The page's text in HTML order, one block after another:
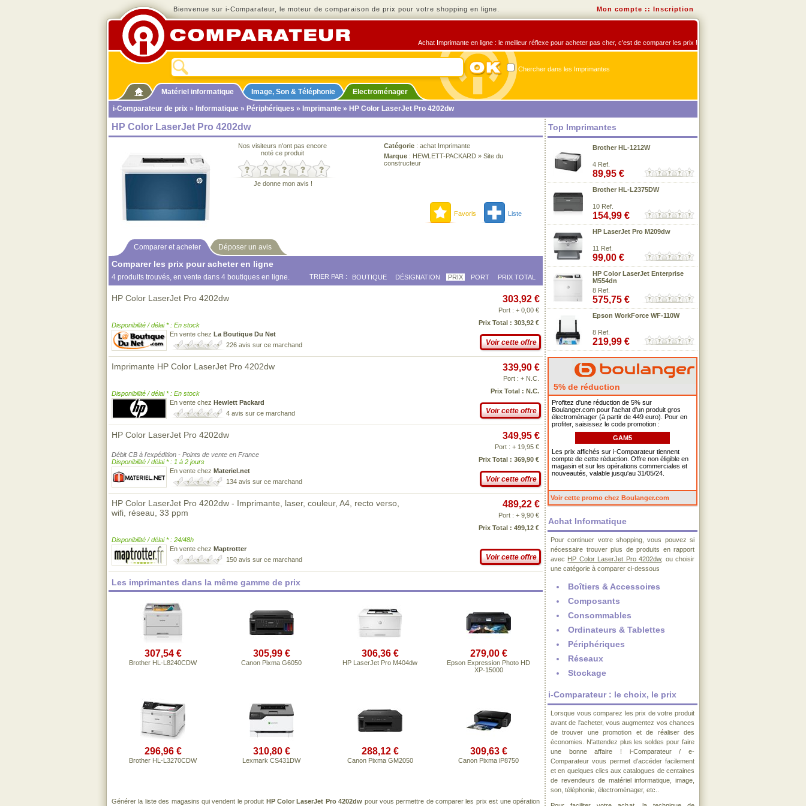
Bienvenue sur i-Comparateur, le moteur de comparaison de prix pour votre shopping en ligne. Mon compte :: Inscription
Achat Imprimante en ligne : le meilleur réflexe pour acheter pas cher, c'est de comparer les prix !
Chercher dans les Imprimantes
Matériel informatique Image, Son & Téléphonie
Electroménager
i-Comparateur de prix » Informatique » Périphériques » Imprimante » HP Color LaserJet Pro 4202dw
HP Color LaserJet Pro 4202dw
Nos visiteurs n'ont pas encore
noté ce produit
Je donne mon avis !
Catégorie : achat Imprimante
Marque : HEWLETT-PACKARD » Site du
constructeur
Favoris Liste
Comparer et acheter Déposer un avis
Comparer les prix pour acheter en ligne
4 produits trouvés, en vente dans 4 boutiques en ligne. TRIER PAR : BOUTIQUE DÉSIGNATION PRIX PORT PRIX TOTAL
HP Color LaserJet Pro 4202dw
Disponibilité / délai * : En stock
En vente chez La Boutique Du Net
226 avis sur ce marchand
303,92 €
Port : + 0,00 €
Prix Total : 303,92 €
Voir cette offre
Imprimante HP Color LaserJet Pro 4202dw
Disponibilité / délai * : En stock
En vente chez Hewlett Packard
4 avis sur ce marchand
339,90 €
Port : + N.C.
Prix Total : N.C.
Voir cette offre
HP Color LaserJet Pro 4202dw
Débit CB à l'expédition - Points de vente en France
Disponibilité / délai * : 1 à 2 jours
En vente chez Materiel.net
134 avis sur ce marchand
349,95 €
Port : + 19,95 €
Prix Total : 369,90 €
Voir cette offre
HP Color LaserJet Pro 4202dw - Imprimante, laser, couleur, A4, recto verso,
wifi, réseau, 33 ppm
Disponibilité / délai * : 24/48h
En vente chez Maptrotter
150 avis sur ce marchand
489,22 €
Port : + 9,90 €
Prix Total : 499,12 €
Voir cette offre
Les imprimantes dans la même gamme de prix
307,54 €
Brother HL-L8240CDW
305,99 €
Canon Pixma G6050
306,36 €
HP LaserJet Pro M404dw
279,00 €
Epson Expression Photo HD
XP-15000
296,96 €
Brother HL-L3270CDW
310,80 €
Lexmark CS431DW
288,12 €
Canon Pixma GM2050
309,63 €
Canon Pixma iP8750
Générer la liste des magasins qui vendent le produit HP Color LaserJet Pro 4202dw pour vous permettre de comparer les prix est une opération
Top Imprimantes
Brother HL-1212W
4 Ref.
89,95 €
Brother HL-L2375DW
10 Ref.
154,99 €
HP LaserJet Pro M209dw
11 Ref.
99,00 €
HP Color LaserJet Enterprise
M554dn
8 Ref.
575,75 €
Epson WorkForce WF-110W
8 Ref.
219,99 €
5% de réduction
Profitez d'une réduction de 5% sur
Boulanger.com pour l'achat d'un produit gros
électroménager (à partir de 449 euro). Pour en
profiter, saisissez le code promotion :
GAM5
Les prix affichés sur i-Comparateur tiennent
compte de cette réduction. Offre non éligible en
magasin et sur les opérations commerciales et
nouveautés, valable jusqu'au 31/05/24.
Voir cette promo chez Boulanger.com
Achat Informatique
Pour continuer votre shopping, vous pouvez si
nécessaire trouver plus de produits en rapport
avec HP Color LaserJet Pro 4202dw, ou choisir
une catégorie à comparer ci-dessous
Boîtiers & Accessoires
Composants
Consommables
Ordinateurs & Tablettes
Périphériques
Réseaux
Stockage
i-Comparateur : le choix, le prix
Lorsque vous comparez les prix de votre produit
avant de l'acheter, vous augmentez vos chances
de trouver une promotion et de réaliser des
économies. N'attendez plus les soldes pour faire
une bonne affaire ! i-Comparateur / e-
Comparateur vous permet d'accéder facilement
et en quelques clics aux catalogues de centaines
de revendeurs de matériel informatique, image,
son, téléphonie, électroménager, etc..